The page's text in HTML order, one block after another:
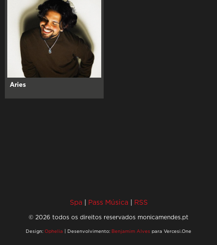
Aries
Spa | Pass Música | RSS
© 2026 todos os direitos reservados monicamendes.pt
Design: Ophelia | Desenvolvimento: Benjamim Alves para Vercesi.One